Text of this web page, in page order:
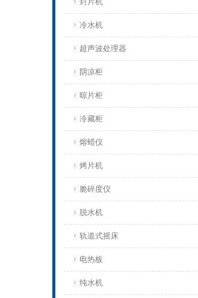
冷水机
超声波处理器
阴凉柜
晾片柜
冷藏柜
熔蜡仪
烤片机
脆碎度仪
脱水机
轨道式摇床
电热板
纯水机